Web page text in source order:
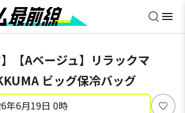
】【Aベージュ】リラックマ
ビッグ保冷バッグ
年6月19日 0時